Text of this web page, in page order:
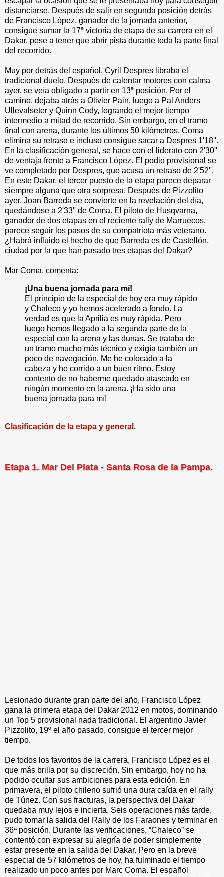
distanciarse. Después de salir en segunda posición detrás
de Francisco López, ganador de la jornada anterior,
consigue sumar la 17ª victoria de etapa de su carrera en el
Dakar, pese a tener que abrir pista durante toda la parte final
del recorrido.
Muy por detrás del español, Cyril Despres libraba el
tradicional duelo. Después de calentar motores con calma
ayer, se veía obligado a partir en 13ª posición. Por el
camino, dejaba atrás a Olivier Pain, luego a Pal Anders
Ullevalseter y Quinn Cody, logrando el mejor tiempo
intermedio a mitad de recorrido. Sin embargo, en el tramo
final con arena, durante los últimos 50 kilómetros, Coma
elimina su retraso e incluso consigue sacar a Despres 1'18''.
En la clasificación general, se hace con el liderato con 2'30''
de ventaja frente a Francisco López. El podio provisional se
ve completado por Despres, que acusa un retraso de 2'52''.
En este Dakar, el tercer puesto de la etapa parece deparar
siempre alguna que otra sorpresa. Después de Pizzolito
ayer, Joan Barreda se convierte en la revelación del día,
quedándose a 2'33'' de Coma. El piloto de Husqvarna,
ganador de dos etapas en el reciente rally de Marruecos,
parece seguir los pasos de su compatriota más veterano.
¿Habrá influido el hecho de que Barreda es de Castellón,
ciudad por la que han pasado tres etapas del Dakar?
Mar Coma, comenta:
¡Una buena jornada para mí!
El principio de la especial de hoy era muy rápido
y Chaleco y yo hemos acelerado a fondo. La
verdad es que la Aprilia es muy rápida. Pero
luego hemos llegado a la segunda parte de la
especial con la arena y las dunas. Se trataba de
un tramo mucho más técnico y exigía también un
poco de navegación. Me he colocado a la
cabeza y he corrido a un buen ritmo. Estoy
contento de no haberme quedado atascado en
ningún momento en la arena. ¡Ha sido una
buena jornada para mí!
Clasificación de la etapa y general.
Etapa 1. Mar Del Plata - Santa Rosa de la Pampa.
Lesionado durante gran parte del año, Francisco López
gana la primera etapa del Dakar 2012 en motos, dominando
un Top 5 provisional nada tradicional. El argentino Javier
Pizzolito, 19º el año pasado, consigue el tercer mejor
tiempo.
De todos los favoritos de la carrera, Francisco López es el
que más brilla por su discreción. Sin embargo, hoy no ha
podido ocultar sus ambiciones para esta edición. En
primavera, el piloto chileno sufrió una dura caída en el rally
de Túnez. Con sus fracturas, la perspectiva del Dakar
quedaba muy lejos e incierta. Seis operaciones más tarde,
pudo tomar la salida del Rally de los Faraones y terminar en
36ª posición. Durante las verificaciones, “Chaleco” se
contentó con expresar su alegría de poder simplemente
estar presente en la salida del Dakar. Pero en la breve
especial de 57 kilómetros de hoy, ha fulminado el tiempo
realizado un poco antes por Marc Coma. El español